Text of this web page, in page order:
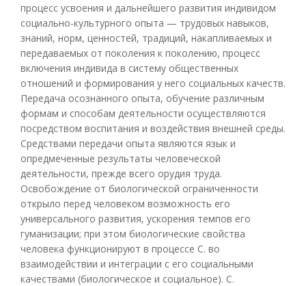
процесс усвоения и дальнейшего развития индивидом
социально-культурного опыта — трудовых навыков,
знаний, норм, ценностей, традиций, накапливаемых и
передаваемых от поколения к поколению, процесс
включения индивида в систему общественных
отношений и формирования у него социальных качеств.
Передача осознанного опыта, обучение различным
формам и способам деятельности осуществляются
посредством воспитания и воздействия внешней среды.
Средствами передачи опыта являются язык и
опредмеченные результаты человеческой
деятельности, прежде всего орудия труда.
Освобождение от биологической ограниченности
открыло перед человеком возможность его
универсального развития, ускорения темпов его
гуманизации; при этом биологические свойства
человека функционируют в процессе С. во
взаимодействии и интеграции с его социальными
качествами (биологическое и социальное). С.